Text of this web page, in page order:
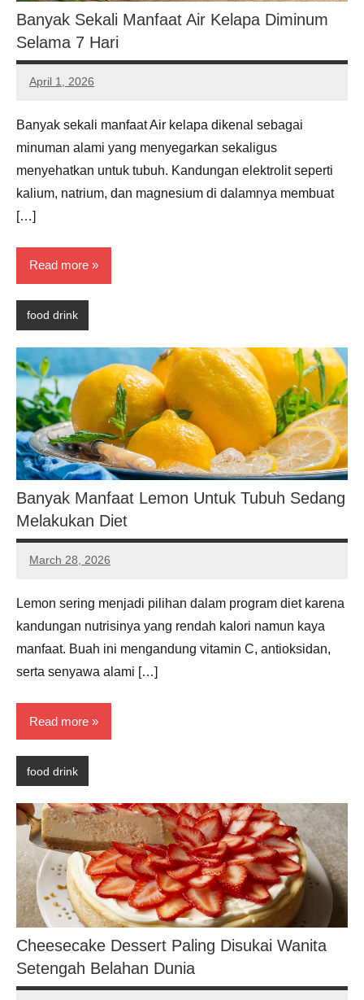
Banyak Sekali Manfaat Air Kelapa Diminum
Selama 7 Hari
April 1, 2026
Noah
Banyak sekali manfaat Air kelapa dikenal sebagai
minuman alami yang menyegarkan sekaligus
menyehatkan untuk tubuh. Kandungan elektrolit seperti
kalium, natrium, dan magnesium di dalamnya membuat
[…]
Read more
food drink
Banyak Manfaat Lemon Untuk Tubuh Sedang
Melakukan Diet
March 28, 2026
Noah
Lemon sering menjadi pilihan dalam program diet karena
kandungan nutrisinya yang rendah kalori namun kaya
manfaat. Buah ini mengandung vitamin C, antioksidan,
serta senyawa alami […]
Read more
food drink
Cheesecake Dessert Paling Disukai Wanita
Setengah Belahan Dunia